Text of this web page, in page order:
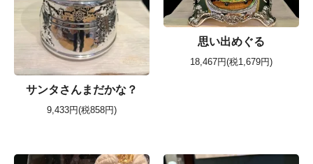
サンタさんまだかな？
9,433円(税858円)
思い出めぐる
18,467円(税1,679円)